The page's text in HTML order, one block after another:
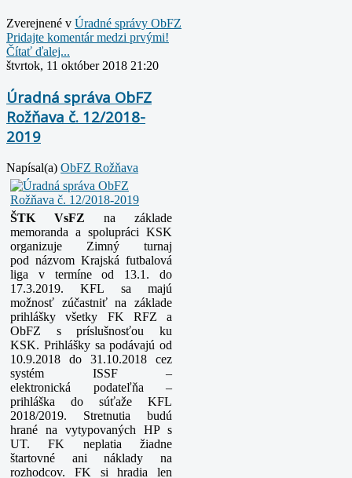
Zverejnené v Úradné správy ObFZ
Pridajte komentár medzi prvými!
Čítať ďalej...
štvrtok, 11 október 2018 21:20
Úradná správa ObFZ
Rožňava č. 12/2018-
2019
Napísal(a) ObFZ Rožňava
ŠTK VsFZ na základe
memoranda a spolupráci KSK
organizuje Zimný turnaj
pod názvom Krajská futbalová
liga v termíne od 13.1. do
17.3.2019. KFL sa majú
možnosť zúčastniť na základe
prihlášky všetky FK RFZ a
ObFZ s príslušnosťou ku
KSK. Prihlášky sa podávajú od
10.9.2018 do 31.10.2018 cez
systém ISSF –
elektronická podateľňa –
prihláška do súťaže KFL
2018/2019. Stretnutia budú
hrané na vytypovaných HP s
UT. FK neplatia žiadne
štartovné ani náklady na
rozhodcov. FK sihradia len